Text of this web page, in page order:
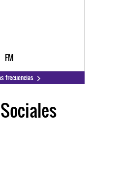
FM
frecuencias